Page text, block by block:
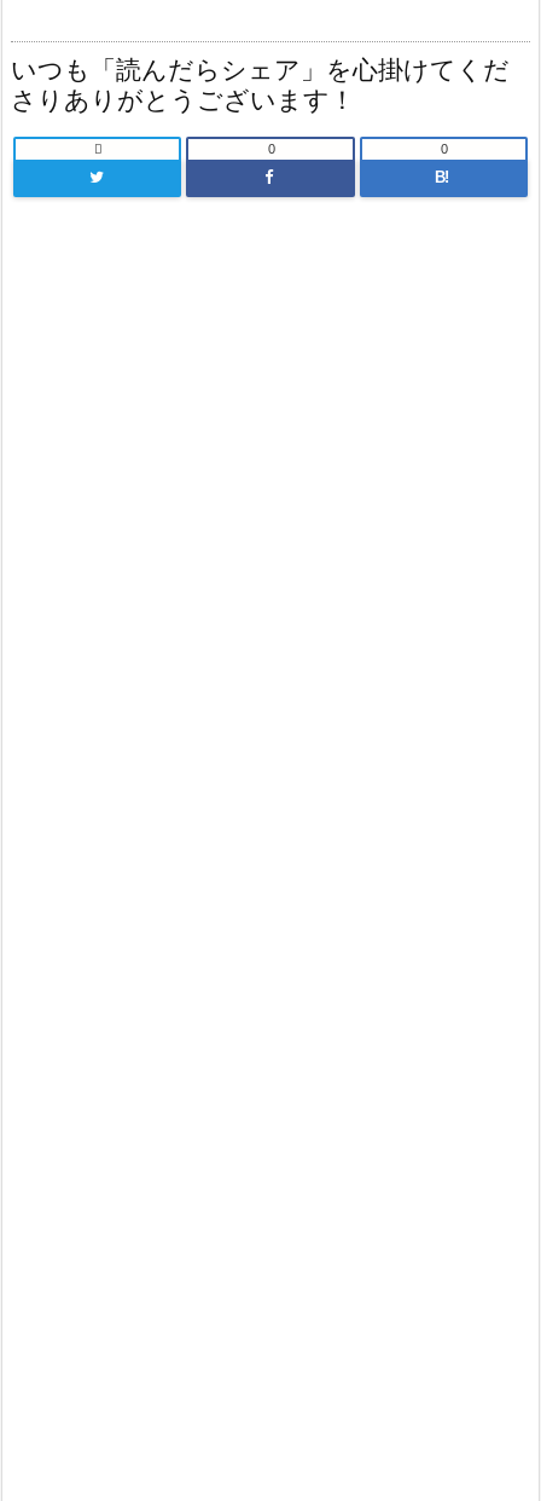
いつも「読んだらシェア」を心掛けてくだ
さりありがとうございます！
 0
B!
0